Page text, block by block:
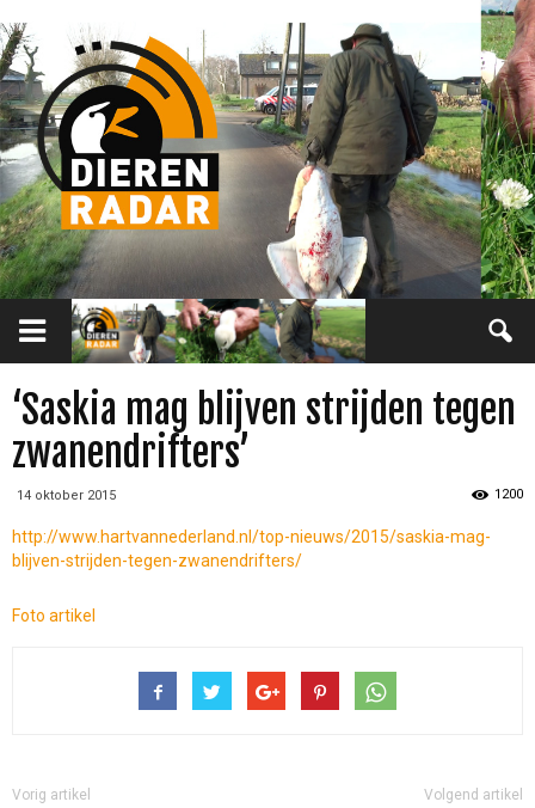
‘Saskia mag blijven strijden tegen
zwanendrifters’
14 oktober 2015 1200
http://www.hartvannederland.nl/top-nieuws/2015/saskia-mag-
blijven-strijden-tegen-zwanendrifters/
Foto artikel
Vorig artikel Volgend artikel